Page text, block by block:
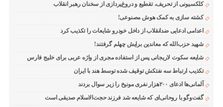
کلکسیونی از تحریف، تقطیع و دروغ‌پردازی از سخنان رهبر انقلاب
کشته سازی به کمک هوش مصنوعی!
اعدامی ادعایی ضدانقلاب از داخل خودرو شایعات را تکذیب کرد
شهید حزب‌الله که معاندین برایش چهلم گرفتند!
شایعه سکوت لاریجانی پس از استفاده مجری از واژه عربی برای خلیج فارس
تکذیب ارتباط سه نفتکش توقیف شده توسط هند با ایران
آلمانی‌ها ادعای ۲۰۰هزار نفری مونیخ را زیر سوال بردند
گفت‌وگو با روحانی‌ای که شایعه شد فرزند حجت‌الاسلام صدیقی است